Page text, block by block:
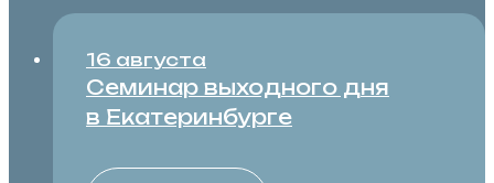
16 августа
Семинар выходного дня
в Екатеринбурге